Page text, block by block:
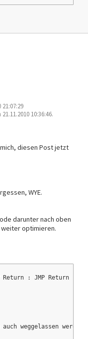
10:36:46.
mich, diesen Post jetzt
WYE.
darunter nach oben
optimieren.
Return : JMP Return :
weggelassen werden